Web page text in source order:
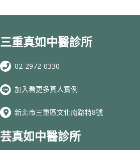
三重真如中醫診所
02-2972-0330
加入看更多真人實例
新北市三重區文化南路特8號
芸真如中醫診所